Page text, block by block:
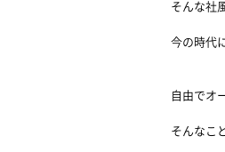
そんな社
今の時代
自由でオ
そんなこ